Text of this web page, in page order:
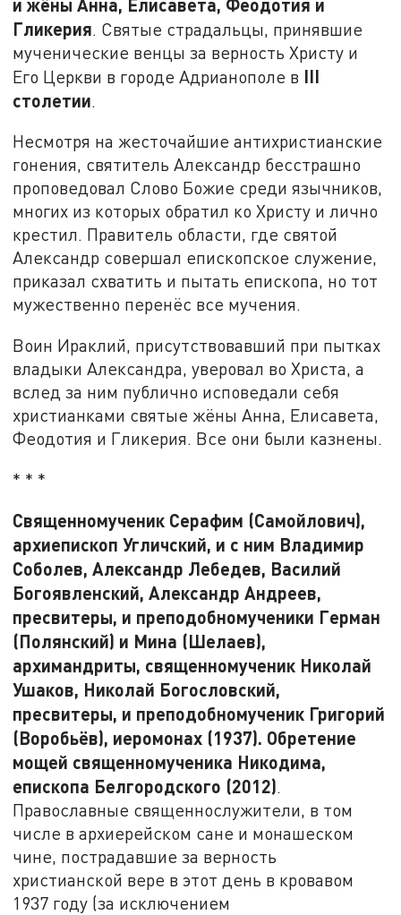
Гликерия. Святые страдальцы, принявшие
мученические венцы за верность Христу и
Его Церкви в городе Адрианополе в III
столетии.
Несмотря на жесточайшие антихристианские
гонения, святитель Александр бесстрашно
проповедовал Слово Божие среди язычников,
многих из которых обратил ко Христу и лично
крестил. Правитель области, где святой
Александр совершал епископское служение,
приказал схватить и пытать епископа, но тот
мужественно перенёс все мучения.
Воин Ираклий, присутствовавший при пытках
владыки Александра, уверовал во Христа, а
вслед за ним публично исповедали себя
христианками святые жёны Анна, Елисавета,
Феодотия и Гликерия. Все они были казнены.
* * *
Священномученик Серафим (Самойлович),
архиепископ Угличский, и с ним Владимир
Соболев, Александр Лебедев, Василий
Богоявленский, Александр Андреев,
пресвитеры, и преподобномученики Герман
(Полянский) и Мина (Шелаев),
архимандриты, священномученик Николай
Ушаков, Николай Богословский,
пресвитеры, и преподобномученик Григорий
(Воробьёв), иеромонах (1937). Обретение
мощей священномученика Никодима,
епископа Белгородского (2012).
Православные священнослужители, в том
числе в архиерейском сане и монашеском
чине, пострадавшие за верность
христианской вере в этот день в кровавом
1937 году (за исключением